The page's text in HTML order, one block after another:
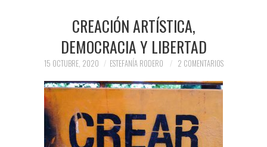
COLABORACIONES)
QUIÉN ES
CREACIÓN ARTÍSTICA,
DEMOCRACIA Y LIBERTAD
15 OCTUBRE, 2020 ESTEFANÍA RODERO 2 COMENTARIOS